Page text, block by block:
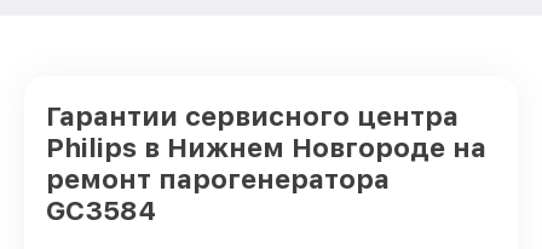
Гарантии сервисного центра
Philips в Нижнем Новгороде на
ремонт парогенератора
GC3584